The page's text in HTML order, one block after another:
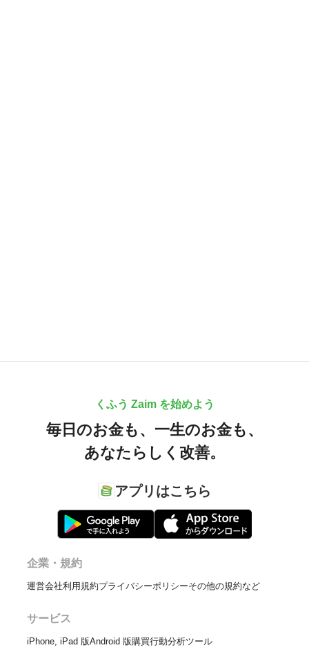
くふう Zaim を始めよう
毎日のお金も、 一生のお金も、
あなたらしく改善。
アプリはこちら
企業・規約
運営会社利用規約プライバシーポリシーその他の規約など
サービス
iPhone, iPad 版Android 版購買行動分析ツール